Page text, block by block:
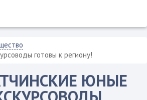
готовы к региону!
ЮНЫЕ